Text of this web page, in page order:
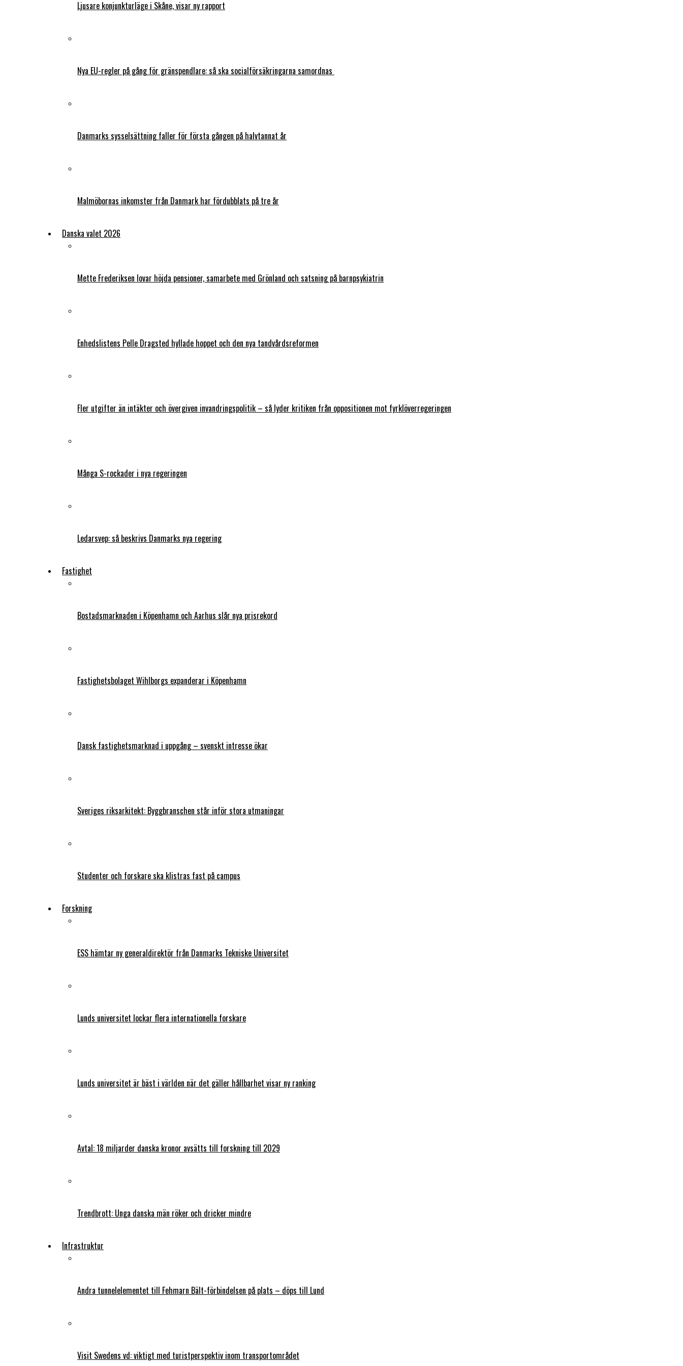
Ljusare konjunkturläge i Skåne, visar ny rapport
Nya EU-regler på gång för gränspendlare: så ska socialförsäkringarna samordnas
Danmarks sysselsättning faller för första gången på halvtannat år
Malmöbornas inkomster från Danmark har fördubblats på tre år
Danska valet 2026
Mette Frederiksen lovar höjda pensioner, samarbete med Grönland och satsning på barnpsykiatrin
Enhedslistens Pelle Dragsted hyllade hoppet och den nya tandvårdsreformen
Fler utgifter än intäkter och övergiven invandringspolitik – så lyder kritiken från oppositionen mot fyrklöverregeringen
Många S-rockader i nya regeringen
Ledarsvep: så beskrivs Danmarks nya regering
Fastighet
Bostadsmarknaden i Köpenhamn och Aarhus slår nya prisrekord
Fastighetsbolaget Wihlborgs expanderar i Köpenhamn
Dansk fastighetsmarknad i uppgång – svenskt intresse ökar
Sveriges riksarkitekt: Byggbranschen står inför stora utmaningar
Studenter och forskare ska klistras fast på campus
Forskning
ESS hämtar ny generaldirektör från Danmarks Tekniske Universitet
Lunds universitet lockar flera internationella forskare
Lunds universitet är bäst i världen när det gäller hållbarhet visar ny ranking
Avtal: 18 miljarder danska kronor avsätts till forskning till 2029
Trendbrott: Unga danska män röker och dricker mindre
Infrastruktur
Andra tunnelelementet till Fehmarn Bält-förbindelsen på plats – döps till Lund
Visit Swedens vd: viktigt med turistperspektiv inom transportområdet